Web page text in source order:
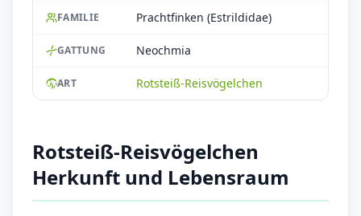
FAMILIE Prachtfinken (Estrildidae)
GATTUNG Neochmia
ART Rotsteiß-Reisvögelchen
Rotsteiß-Reisvögelchen
Herkunft und Lebensraum